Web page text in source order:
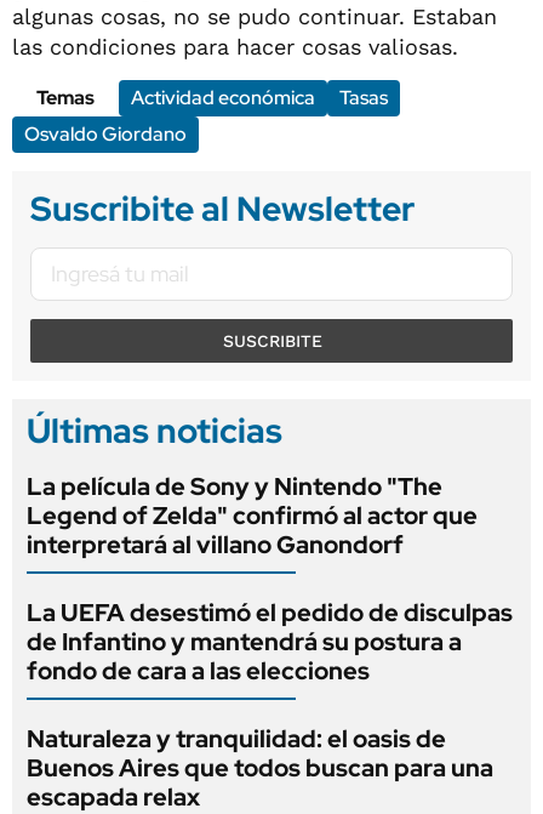
algunas cosas, no se pudo continuar. Estaban
las condiciones para hacer cosas valiosas.
Temas
Actividad económica
Tasas
Osvaldo Giordano
Suscribite al Newsletter
SUSCRIBITE
Últimas noticias
La película de Sony y Nintendo "The
Legend of Zelda" confirmó al actor que
interpretará al villano Ganondorf
La UEFA desestimó el pedido de disculpas
de Infantino y mantendrá su postura a
fondo de cara a las elecciones
Naturaleza y tranquilidad: el oasis de
Buenos Aires que todos buscan para una
escapada relax